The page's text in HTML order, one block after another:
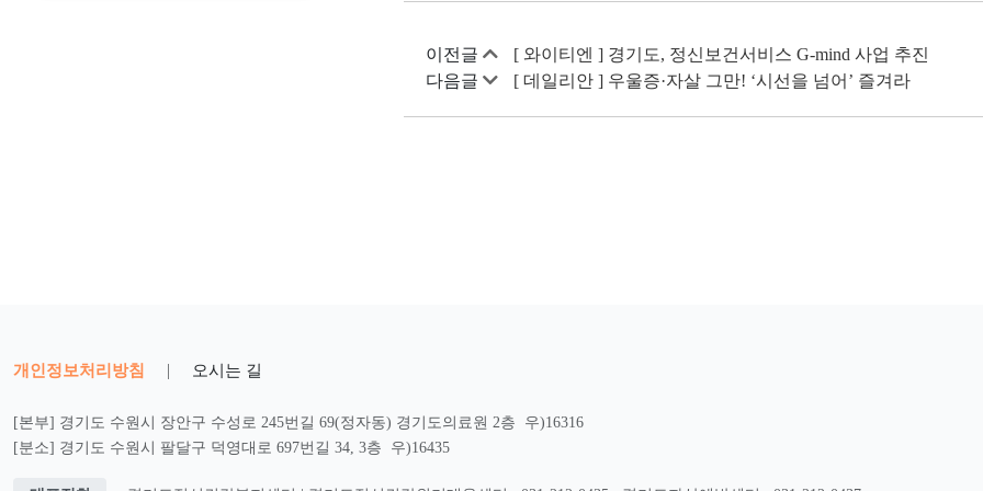
이전글
[ 와이티엔 ] 경기도, 정신보건서비스 G-mind 사업 추진
다음글
[ 데일리안 ] 우울증·자살 그만! ‘시선을 넘어’ 즐겨라
개인정보처리방침 | 오시는 길
[본부] 경기도 수원시 장안구 수성로 245번길 69(정자동) 경기도의료원 2층 우)16316
[분소] 경기도 수원시 팔달구 덕영대로 697번길 34, 3층 우)16435